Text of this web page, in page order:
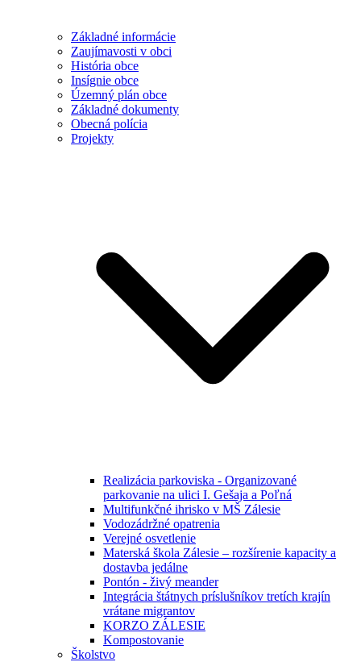
Základné informácie
Zaujímavosti v obci
História obce
Insígnie obce
Územný plán obce
Základné dokumenty
Obecná polícia
Projekty
Realizácia parkoviska - Organizované
parkovanie na ulici I. Gešaja a Poľná
Multifunkčné ihrisko v MŠ Zálesie
Vodozádržné opatrenia
Verejné osvetlenie
Materská škola Zálesie – rozšírenie kapacity a
dostavba jedálne
Pontón - živý meander
Integrácia štátnych príslušníkov tretích krajín
vrátane migrantov
KORZO ZÁLESIE
Kompostovanie
Školstvo